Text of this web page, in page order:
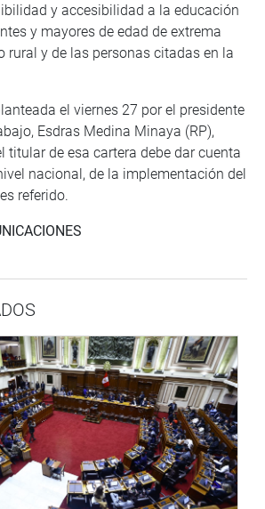
y accesibilidad a la educación
y mayores de edad de extrema
rural y de las personas citadas en la
el viernes 27 por el presidente
Esdras Medina Minaya (RP),
titular de esa cartera debe dar cuenta
nacional, de la implementación del
referido.